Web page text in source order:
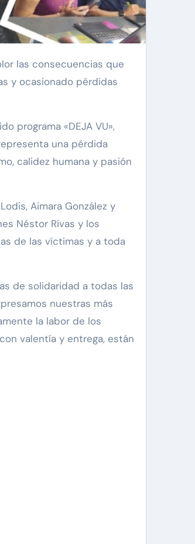
y ocasionado pérdidas
programa «DEJA VU»,
una pérdida
calidez humana y pasión
Aimara González y
Néstor Rivas y los
de las víctimas y a toda
de solidaridad a todas las
nuestras más
la labor de los
valentía y entrega, están